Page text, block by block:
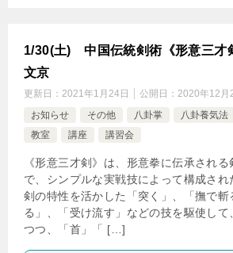
1/30(土) 中国伝統剣術《形意三才
文京
更新日： 2021年1月24日 公開日： 2020年12月
お知らせ
その他 八卦掌 八卦養気法
教室
講座 講習会
《形意三才剣》は、形意拳に伝承される
で、シンプルな実戦技によって構成され
剣の特性を活かした「突く」、「撫で斬
る」、「受け流す」などの技を駆使して
つつ、「首」「 […]